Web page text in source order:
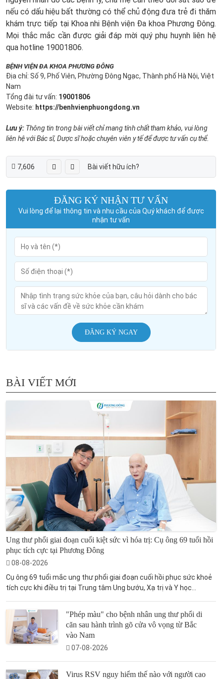
nếu có dấu hiệu bất thường có thể chủ động đưa trẻ đi thăm
khám trực tiếp tại Khoa nhi Bệnh viện Đa khoa Phương Đông.
Mọi thắc mắc cần được giải đáp mời quý phụ huynh liên hệ
qua hotline 19001806.
BỆNH VIỆN ĐA KHOA PHƯƠNG ĐÔNG
Địa chỉ: Số 9, Phố Viên, Phường Đông Ngạc, Thành phố Hà Nội, Việt
Nam
Tổng đài tư vấn: 19001806
Website: https://benhvienphuongdong.vn
Lưu ý: Thông tin trong bài viết chỉ mang tính chất tham khảo, vui lòng
liên hệ với Bác sĩ, Dược sĩ hoặc chuyên viên y tế để được tư vấn cụ thể.
7,606 Bài viết hữu ích?
ĐĂNG KÝ NHẬN TƯ VẤN
Vui lòng để lại thông tin và nhu cầu của Quý khách để được
nhận tư vấn
ĐĂNG KÝ NGAY
BÀI VIẾT MỚI
Ung thư phổi giai đoạn cuối kiệt sức vì hóa trị: Cụ ông 69 tuổi hồi
phục tích cực tại Phương Đông
08-08-2026
Cụ ông 69 tuổi mắc ung thư phổi giai đoạn cuối hồi phục sức khoẻ
tích cực khi điều trị tại Trung tâm Ung bướu, Xạ trị và Y học...
"Phép màu" cho bệnh nhân ung thư phổi di
căn sau hành trình gõ cửa vô vọng từ Bắc
vào Nam
07-08-2026
Virus RSV nguy hiểm thế nào với người cao